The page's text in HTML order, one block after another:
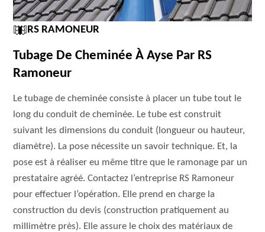
RS RAMONEUR
Tubage De Cheminée À Ayse Par RS
Ramoneur
Le tubage de cheminée consiste à placer un tube tout le
long du conduit de cheminée. Le tube est construit
suivant les dimensions du conduit (longueur ou hauteur,
diamètre). La pose nécessite un savoir technique. Et, la
pose est à réaliser eu même titre que le ramonage par un
prestataire agréé. Contactez l’entreprise RS Ramoneur
pour effectuer l’opération. Elle prend en charge la
construction du devis (construction pratiquement au
millimètre près). Elle assure le choix des matériaux de